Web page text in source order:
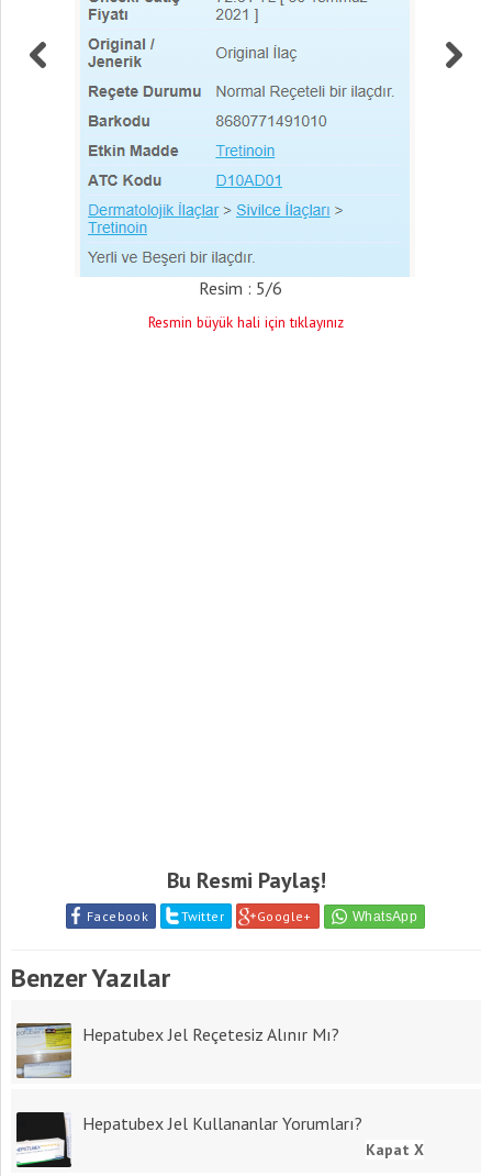
Resim : 5/6
Resmin büyük hali için tıklayınız
Bu Resmi Paylaş!
Facebook Twitter Google+
Benzer Yazılar
Hepatubex Jel Reçetesiz Alınır Mı?
Hepatubex Jel Kullananlar Yorumları?
Kapat X